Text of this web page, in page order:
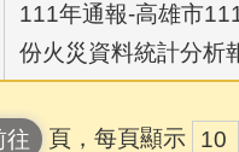
111年通報-高雄市
份火災資料統計分析
頁，每頁顯示